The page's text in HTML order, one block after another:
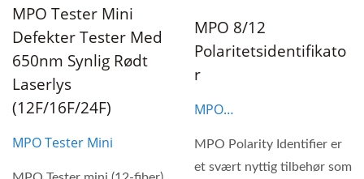
MPO Tester Mini
Defekter Tester Med
650nm Synlig Rødt
Laserlys
(12F/16F/24F)
MPO Tester Mini
MPO 8/12
Polaritetsidentifikato
R
MPO
MPO Polarity Identifier er
et svært nyttig tilbehør som